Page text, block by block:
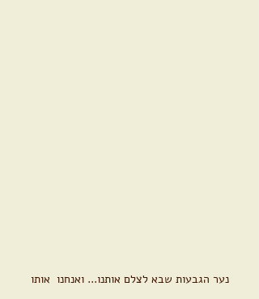
נער הגבעות שבא לצלם אותנו... ואנחנו  אותו